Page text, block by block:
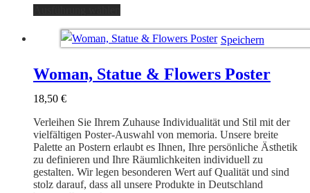
Dieses
Produkt
weist
mehrere
auf.
Die
auf
der
Produktseite
gewählt
werden
Speichern
Woman, Statue & Flowers Poster
18,50 €
Verleihen Sie Ihrem Zuhause Individualität und Stil mit der
vielfältigen Poster-Auswahl von memoria. Unsere breite
Palette an Postern erlaubt es Ihnen, Ihre persönliche Ästhetik
zu definieren und Ihre Räumlichkeiten individuell zu
gestalten. Wir legen besonderen Wert auf Qualität und sind
stolz darauf, dass all unsere Produkte in Deutschland